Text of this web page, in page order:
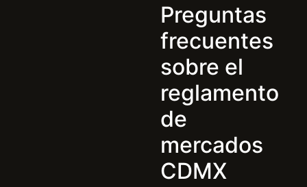
Preguntas
frecuentes
sobre el
reglamento
de
mercados
CDMX